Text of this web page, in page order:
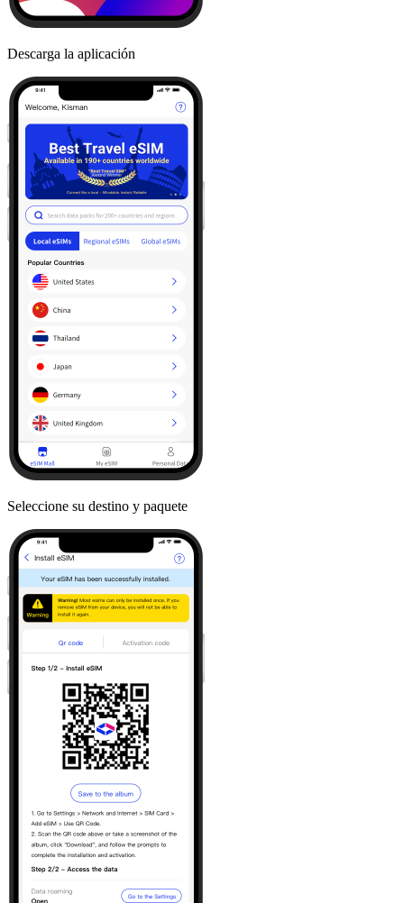
Descarga la aplicación
Seleccione su destino y paquete